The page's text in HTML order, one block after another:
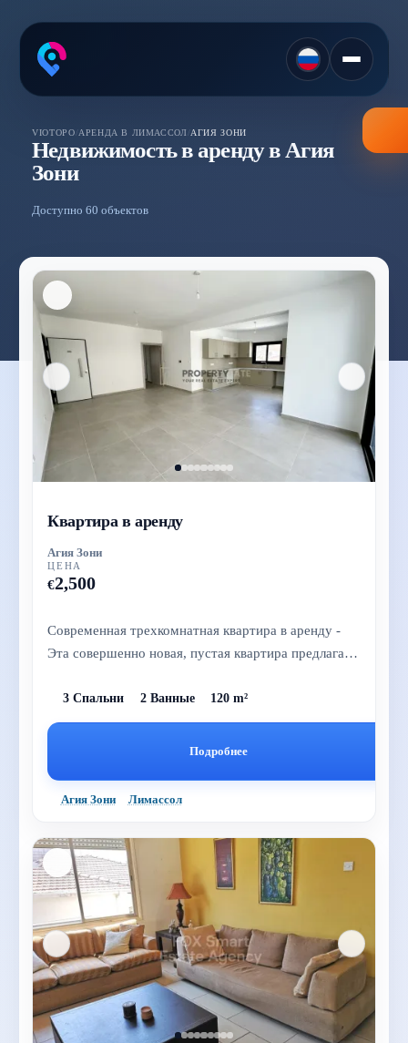
VIOTOPO АРЕНДА В ЛИМАССОЛ АГИЯ ЗОНИ
Недвижимость в аренду в Агия
Зони
Доступно 60 объектов
Квартира в аренду
Агия Зони
ЦЕНА
€2,500
Современная трехкомнатная квартира в аренду -
Эта совершенно новая, пустая квартира предлагает
3 Спальни 2 Ванные 120 m²
Подробнее
Агия Зони Лимассол